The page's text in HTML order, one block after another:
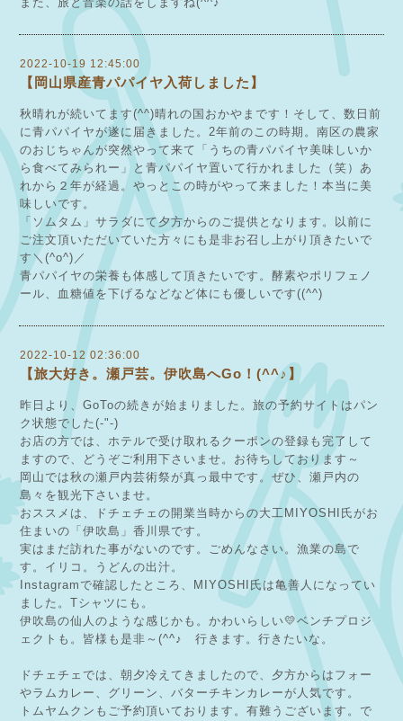
2022-10-19 12:45:00
【岡山県産青パパイヤ入荷しました】
秋晴れが続いてます(^^)晴れの国おかやまです！そして、数日前
に青パパイヤが遂に届きました。2年前のこの時期。南区の農家
のおじちゃんが突然やって来て「うちの青パパイヤ美味しいか
ら食べてみられー」と青パパイヤ置いて行かれました（笑）あ
れから２年が経過。やっとこの時がやって来ました！本当に美
味しいです。
「ソムタム」サラダにて夕方からのご提供となります。以前に
ご注文頂いただいていた方々にも是非お召し上がり頂きたいで
す＼(^o^)／
青パパイヤの栄養も体感して頂きたいです。酵素やポリフェノ
ール、血糖値を下げるなどなど体にも優しいです((^^)
2022-10-12 02:36:00
【旅大好き。瀬戸芸。伊吹島へGo！(^^♪】
昨日より、GoToの続きが始まりました。旅の予約サイトはパン
ク状態でした(-"-)
お店の方では、ホテルで受け取れるクーポンの登録も完了して
ますので、どうぞご利用下さいませ。お待ちしております～
岡山では秋の瀬戸内芸術祭が真っ最中です。ぜひ、瀬戸内の
島々を観光下さいませ。
おススメは、ドチェチェの開業当時からの大工MIYOSHI氏がお
住まいの「伊吹島」香川県です。
実はまだ訪れた事がないのです。ごめんなさい。漁業の島で
す。イリコ。うどんの出汁。
Instagramで確認したところ、MIYOSHI氏は亀善人になってい
ました。Tシャツにも。
伊吹島の仙人のような感じかも。かわいらしい💛ベンチプロジ
ェクトも。皆様も是非～(^^♪ 行きます。行きたいな。
ドチェチェでは、朝夕冷えてきましたので、夕方からはフォー
やラムカレー、グリーン、バターチキンカレーが人気です。
トムヤムクンもご予約頂いております。有難うございます。で